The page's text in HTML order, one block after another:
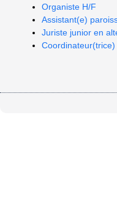
Organiste H/F
Assistant(e)
Juriste junior en